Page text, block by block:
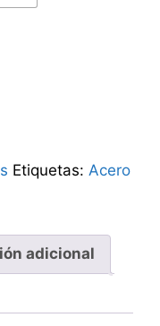
Etiquetas: Acero
adicional